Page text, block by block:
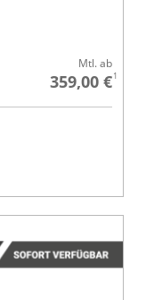
Mtl. ab
359,00 €1